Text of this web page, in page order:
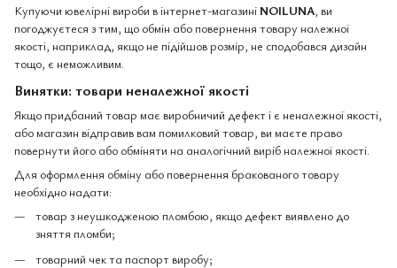
Купуючи ювелірні вироби в інтернет-магазині NOILUNA, ви
погоджуєтеся з тим, що обмін або повернення товару належної
якості, наприклад, якщо не підійшов розмір, не сподобався дизайн
тощо, є неможливим.
Винятки: товари неналежної якості
Якщо придбаний товар має виробничий дефект і є неналежної якості,
або магазин відправив вам помилковий товар, ви маєте право
повернути його або обміняти на аналогічний виріб належної якості.
Для оформлення обміну або повернення бракованого товару
необхідно надати:
товар з неушкодженою пломбою, якщо дефект виявлено до
зняття пломби;
товарний чек та паспорт виробу;